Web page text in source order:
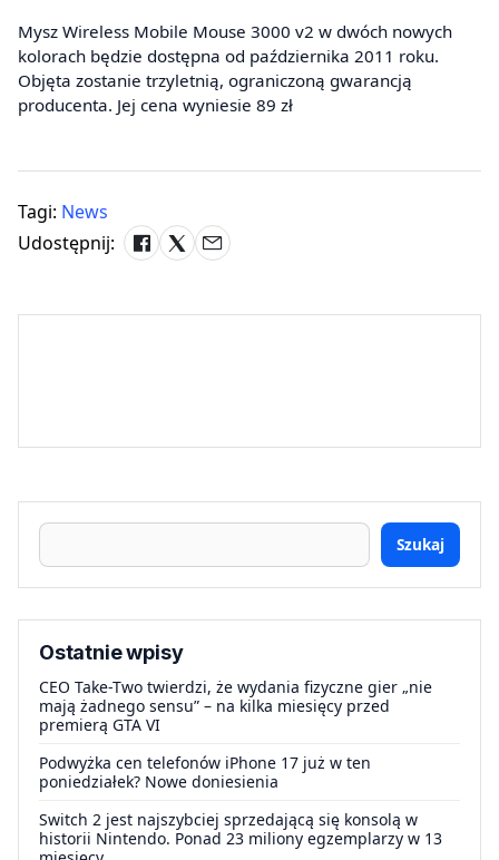
Mysz Wireless Mobile Mouse 3000 v2 w dwóch nowych
kolorach będzie dostępna od października 2011 roku.
Objęta zostanie trzyletnią, ograniczoną gwarancją
producenta. Jej cena wyniesie 89 zł
Tagi: News
Udostępnij:
Szukaj
Ostatnie wpisy
CEO Take-Two twierdzi, że wydania fizyczne gier „nie
mają żadnego sensu” – na kilka miesięcy przed
premierą GTA VI
Podwyżka cen telefonów iPhone 17 już w ten
poniedziałek? Nowe doniesienia
Switch 2 jest najszybciej sprzedającą się konsolą w
historii Nintendo. Ponad 23 miliony egzemplarzy w 13